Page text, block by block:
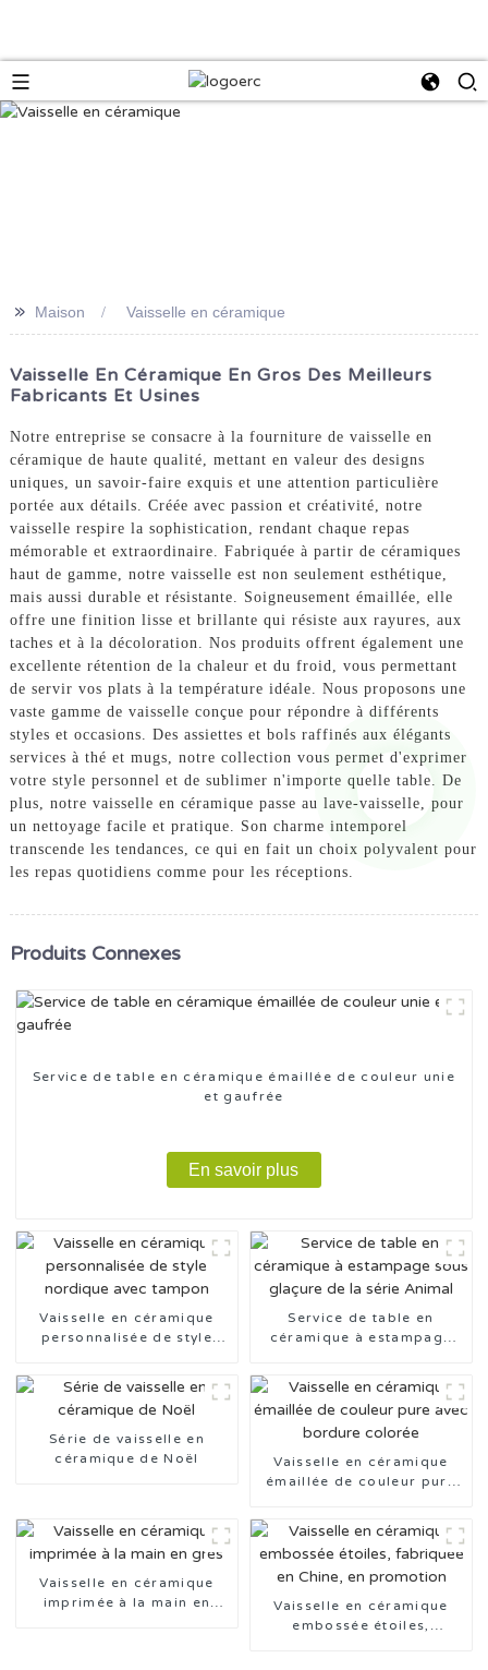
>> Maison Vaisselle en céramique
Vaisselle En Céramique En Gros Des Meilleurs
Fabricants Et Usines
Notre entreprise se consacre à la fourniture de vaisselle en
céramique de haute qualité, mettant en valeur des designs
uniques, un savoir-faire exquis et une attention particulière
portée aux détails. Créée avec passion et créativité, notre
vaisselle respire la sophistication, rendant chaque repas
mémorable et extraordinaire. Fabriquée à partir de céramiques
haut de gamme, notre vaisselle est non seulement esthétique,
mais aussi durable et résistante. Soigneusement émaillée, elle
offre une finition lisse et brillante qui résiste aux rayures, aux
taches et à la décoloration. Nos produits offrent également une
excellente rétention de la chaleur et du froid, vous permettant
de servir vos plats à la température idéale. Nous proposons une
vaste gamme de vaisselle conçue pour répondre à différents
styles et occasions. Des assiettes et bols raffinés aux élégants
services à thé et mugs, notre collection vous permet d'exprimer
votre style personnel et de sublimer n'importe quelle table. De
plus, notre vaisselle en céramique passe au lave-vaisselle, pour
un nettoyage facile et pratique. Son charme intemporel
transcende les tendances, ce qui en fait un choix polyvalent pour
les repas quotidiens comme pour les réceptions.
Produits Connexes
Service de table en céramique émaillée de couleur unie
et gaufrée
En savoir plus
Vaisselle en céramique
personnalisée de style
Service de table en
céramique à estampage
Série de vaisselle en
céramique de Noël
Vaisselle en céramique
émaillée de couleur pure
Vaisselle en céramique
imprimée à la main en
Vaisselle en céramique
embossée étoiles,